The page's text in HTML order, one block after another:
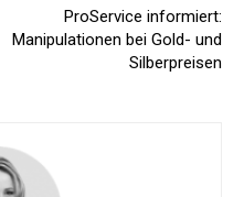
ProService informiert:
Manipulationen bei Gold- und
Silberpreisen